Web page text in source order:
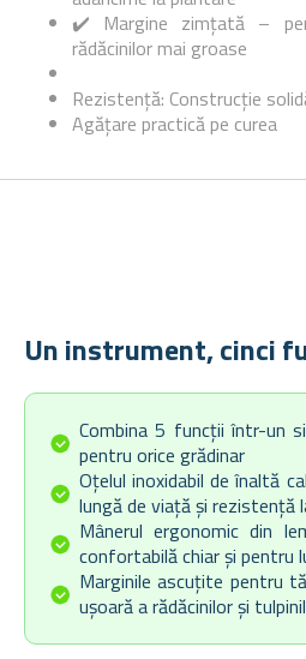
✔️ Margine zimțată –
rădăcinilor mai groase
Rezistență: Construcție
Agățare practică pe curea
Un instrument, cinci
Combina 5 funcții într-un
pentru orice grădinar
Oțelul inoxidabil de înaltă
lungă de viață și rezistență
Mânerul ergonomic din
confortabilă chiar și pentru
Marginile ascuțite pentru
ușoară a rădăcinilor și